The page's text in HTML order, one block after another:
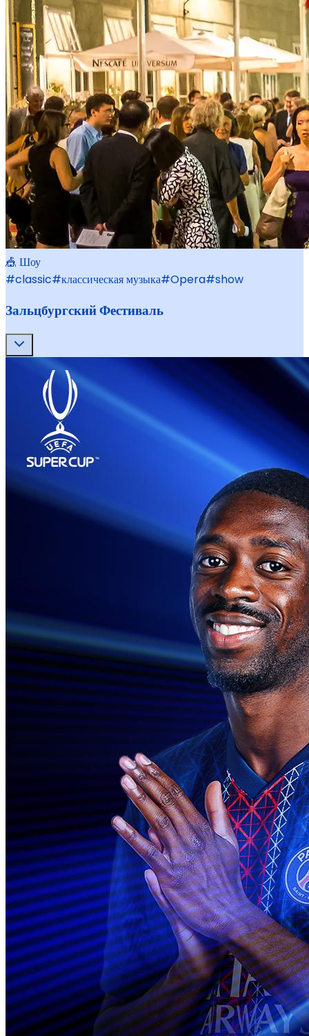
🎪 Шоу
#classic#классическая музыка#Opera#show
Зальцбургский Фестиваль